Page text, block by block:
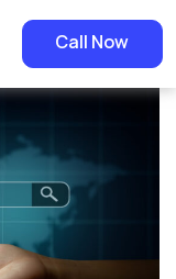
Call Now
استراتيجيات تحسين